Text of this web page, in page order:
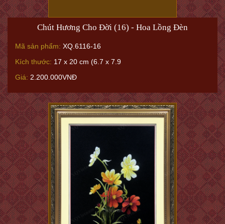
Chút Hương Cho Đời (16) - Hoa Lồng Đèn
Mã sản phẩm: XQ.6116-16
Kích thước: 17 x 20 cm (6.7 x 7.9
Giá: 2.200.000VNĐ